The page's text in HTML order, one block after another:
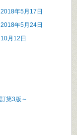
年5月17日
年5月24日
月12日
第3版～